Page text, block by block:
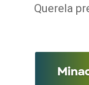
Querela